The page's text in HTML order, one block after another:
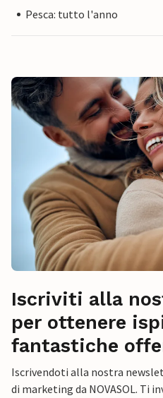
Pesca: tutto l'anno
Iscriviti alla
per ottenere
fantastiche
Iscrivendoti alla nostra
di marketing da NOVASOL. Ti